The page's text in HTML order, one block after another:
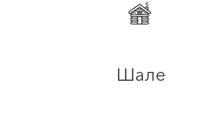
Шале